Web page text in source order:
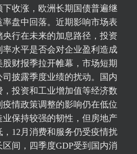
下收涨，欧洲长期国债普遍继
盘中回落。近期影响市场表
行在未来的加息路径，投资
水平是否会对企业盈利造成
财报季拉开帷幕，市场短期
披露季度业绩的扰动。国内
，投资和工业增加值等经济数
情政策调整的影响仍在低位
保持较强的韧性，但房地产
12月消费和服务仍受疫情扰
间，四季度GDP受到国内消